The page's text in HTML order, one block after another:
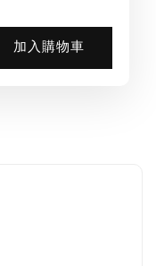
加入購物車